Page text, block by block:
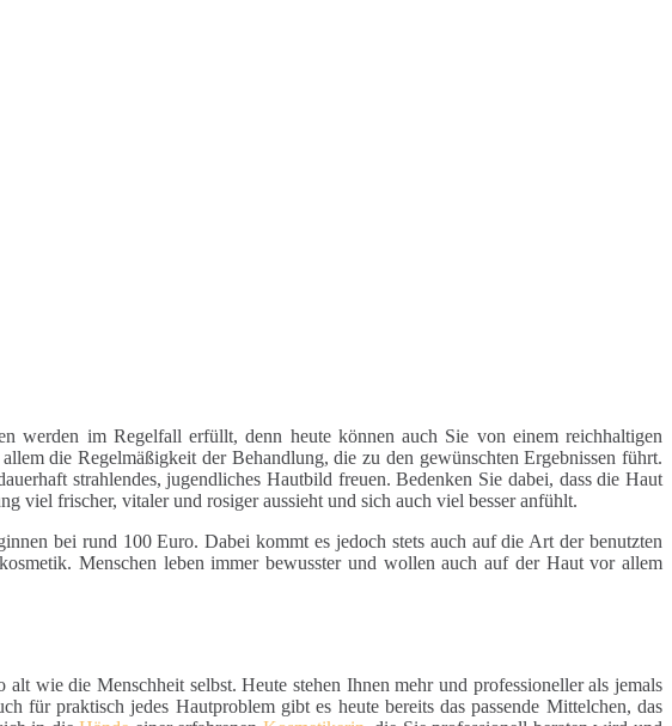
werden im Regelfall erfüllt, denn heute können auch Sie von einem reichhaltigen
die Regelmäßigkeit der Behandlung, die zu den gewünschten Ergebnissen führt.
strahlendes, jugendliches Hautbild freuen. Bedenken Sie dabei, dass die Haut
viel frischer, vitaler und rosiger aussieht und sich auch viel besser anfühlt.
bei rund 100 Euro. Dabei kommt es jedoch stets auch auf die Art der benutzten
Menschen leben immer bewusster und wollen auch auf der Haut vor allem
wie die Menschheit selbst. Heute stehen Ihnen mehr und professioneller als jemals
praktisch jedes Hautproblem gibt es heute bereits das passende Mittelchen, das